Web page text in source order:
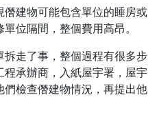
建物可能包含單位的睡房或
位隔間，整個費用高昂。
走了事，整個過程有很多步
承辦商，入紙屋宇署，屋宇
檢查僭建物情況，再提出他